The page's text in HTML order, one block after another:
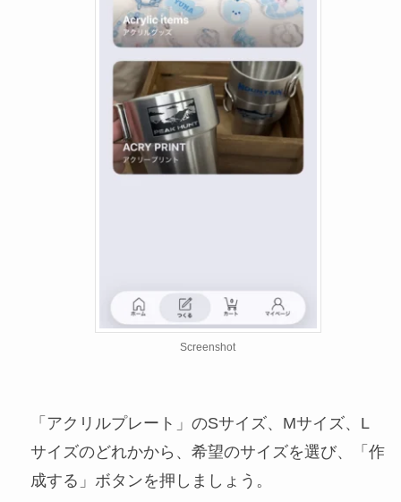
Screenshot
「アクリルプレート」のSサイズ、Mサイズ、L
サイズのどれかから、希望のサイズを選び、「作
成する」ボタンを押しましょう。